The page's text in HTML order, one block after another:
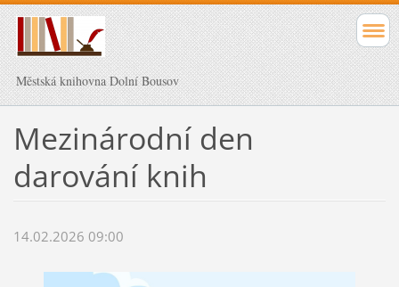
Městská knihovna Dolní Bousov
Mezinárodní den
darování knih
14.02.2026 09:00